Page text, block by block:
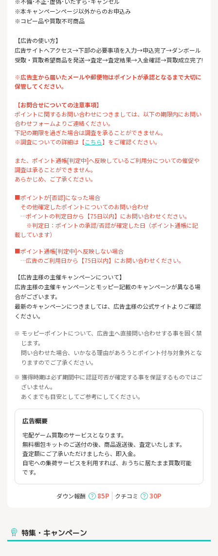
※本キャンペーンページ以外からのお申込み
※コピー品や買取不可商品
【広告の使い方】
広告サイトへアクセス→下部の必要事項を入力→申込完了→ダンボール
受取・買取希望商品を発送→査定→査定結果→入金確認→買取成立完了!
※広告主から届いたメールや郵便物はポイントが承認となるまで大切に
保管してください。
【お問合せについての注意事項】
ポイントに関するお問い合わせにつきましては、以下の期限内にお問い
合わせフォームよりご連絡ください。
下記の期限を過ぎた場合は調査を承ることができません。
※調査についての詳細は【こちら】をご確認ください。
また、ポイント通帳[判定中]へ反映しているご利用分についての催促や
調査は承ることができません。
あらかじめ、ご了承ください。
■ポイントが[否認]になった場合
その他確定したポイントについてのお問い合わせ
…ポイントの判定日から【75日以内】にお問い合わせください。
※判定日：ポイントの承認/否認が確定した日（ポイント通帳に記
載しています）
■ポイント通帳[判定中]へ反映しない場合
…広告のご利用日から【75日以内】にお問い合わせください。
【広告主様の主催キャンペーンについて】
広告主様の主催キャンペーンとモッピー記載のキャンペーンが異なる場
合がございます。
最新のキャンペーンにつきましては、広告主様の公式サイトよりご確認
ください。
※ モッピーポイントについて、広告主へ直接問い合わせする事を固く禁
じます。
問い合わせた場合、いかなる理由があろうとポイント付与対象外とな
りますのでご了承ください。
※ 獲得時期は必ず期間中に認証可否が確定する事を保証するものではご
ざいません。
あくまでも目安としてご参考にしてください。
広告概要
宅配ゲーム買取のサービスとなります。
無料梱包キットのご送付の後、商品返送後、査定いたします。
査定額にご了承いただけましたら、即入金。
自宅への集荷サービスを利用すれば、おうちに居たまま買取可能
です。
ダウン報酬 85P クチコミ 30P
特集・キャンペーン